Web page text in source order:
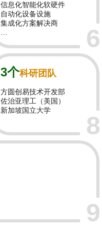
信息化智能化软硬件
自动化设备设施
集成化方案解决商
…
6
3个科研团队
方圆创易技术开发部
佐治亚理工（美国）
新加坡国立大学
8
9